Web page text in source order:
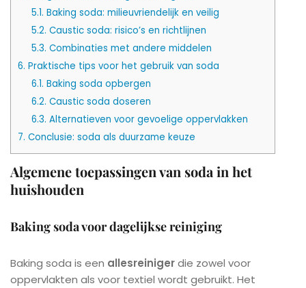
5.1. Baking soda: milieuvriendelijk en veilig
5.2. Caustic soda: risico’s en richtlijnen
5.3. Combinaties met andere middelen
6. Praktische tips voor het gebruik van soda
6.1. Baking soda opbergen
6.2. Caustic soda doseren
6.3. Alternatieven voor gevoelige oppervlakken
7. Conclusie: soda als duurzame keuze
Algemene toepassingen van soda in het
huishouden
Baking soda voor dagelijkse reiniging
Baking soda is een allesreinigerdie zowel voor
oppervlakten als voor textiel wordt gebruikt. Het